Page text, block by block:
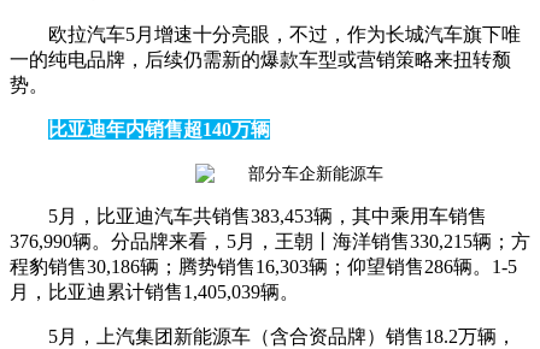
欧拉汽车5月增速十分亮眼，不过，作为长城汽车旗下唯
一的纯电品牌，后续仍需新的爆款车型或营销策略来扭转颓
势。
比亚迪年内销售超140万辆
5月，比亚迪汽车共销售383,453辆，其中乘用车销售
376,990辆。分品牌来看，5月，王朝丨海洋销售330,215辆；方
程豹销售30,186辆；腾势销售16,303辆；仰望销售286辆。1-5
月，比亚迪累计销售1,405,039辆。
5月，上汽集团新能源车（含合资品牌）销售18.2万辆，